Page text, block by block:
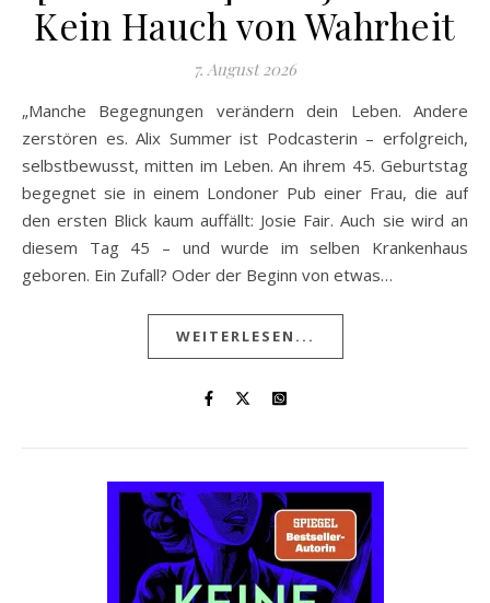
Kein Hauch von Wahrheit
7. August 2026
„Manche Begegnungen verändern dein Leben. Andere
zerstören es. Alix Summer ist Podcasterin – erfolgreich,
selbstbewusst, mitten im Leben. An ihrem 45. Geburtstag
begegnet sie in einem Londoner Pub einer Frau, die auf
den ersten Blick kaum auffällt: Josie Fair. Auch sie wird an
diesem Tag 45 – und wurde im selben Krankenhaus
geboren. Ein Zufall? Oder der Beginn von etwas…
WEITERLESEN...